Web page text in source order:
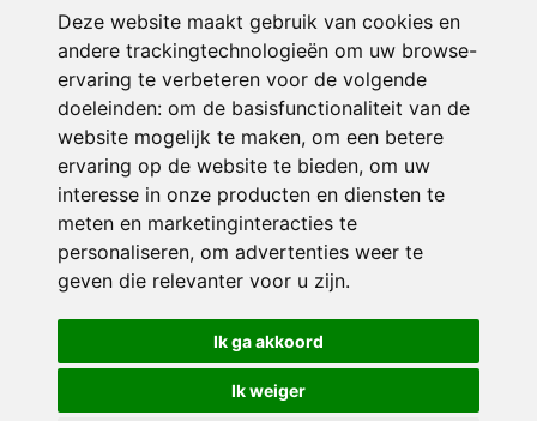
Deze website maakt gebruik van cookies en
andere trackingtechnologieën om uw browse-
ervaring te verbeteren voor de volgende
doeleinden: om de basisfunctionaliteit van de
website mogelijk te maken, om een betere
ervaring op de website te bieden, om uw
interesse in onze producten en diensten te
meten en marketinginteracties te
personaliseren, om advertenties weer te
geven die relevanter voor u zijn.
Ik ga akkoord
Ik weiger
© 2026 De Vlinder | Alle rechten voorbehouden
Privacy policy|Disclaimer| Klachtenregeling|RSIN en Anbi
voorkeuren
Crealisatie The MindOffice